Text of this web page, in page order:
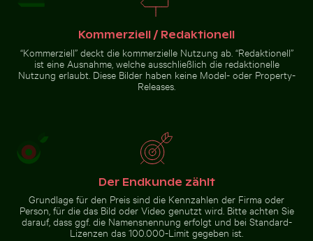
Schilf am ruhigen Seeufer
bei Dämmerung
Kommerziell / Redaktionell
“Kommerziell” deckt die kommerzielle Nutzung ab. “Redaktionell”
ist eine Ausnahme, welche ausschließlich die redaktionelle
Nutzung erlaubt. Diese Bilder haben keine Model- oder Property-
Releases.
Der Endkunde zählt
Grundlage für den Preis sind die Kennzahlen der Firma oder
Person, für die das Bild oder Video genutzt wird. Bitte achten Sie
darauf, dass ggf. die Namensnennung erfolgt und bei Standard-
Lizenzen das 100.000-Limit gegeben ist.